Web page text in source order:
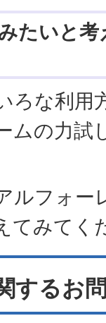
たいと
ろな利用
ムの力試
ルフォー
てみてく
するお